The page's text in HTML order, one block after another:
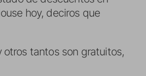
hoy, deciros que
otros tantos son gratuitos,